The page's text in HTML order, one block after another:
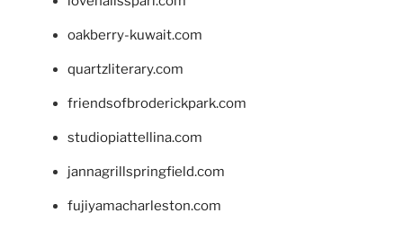
oakberry-kuwait.com
quartzliterary.com
friendsofbroderickpark.com
studiopiattellina.com
jannagrillspringfield.com
fujiyamacharleston.com